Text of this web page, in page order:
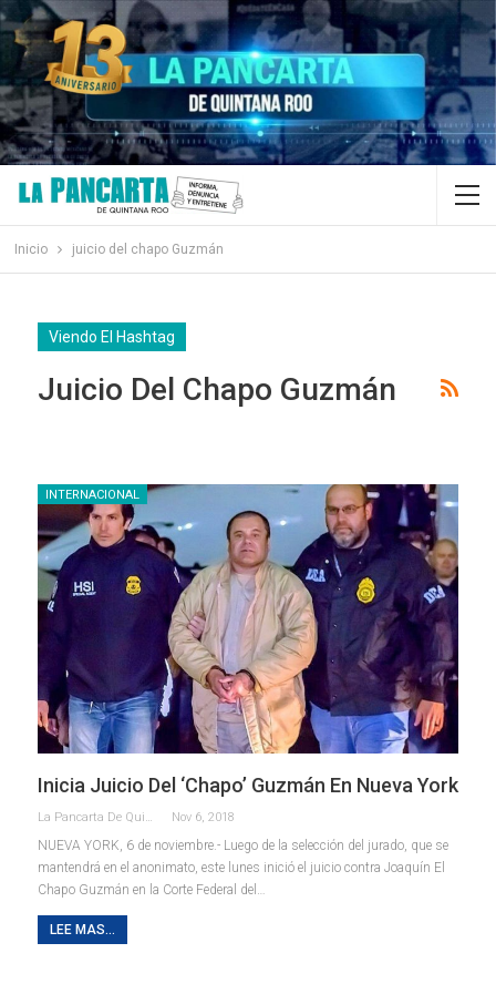
Inicio juicio del chapo Guzmán
Viendo El Hashtag
Juicio Del Chapo Guzmán
INTERNACIONAL
Inicia Juicio Del ‘Chapo’ Guzmán En Nueva York
La Pancarta De Quintana Roo Nov 6, 2018
NUEVA YORK, 6 de noviembre.- Luego de la selección del jurado, que se
mantendrá en el anonimato, este lunes inició el juicio contra Joaquín El
Chapo Guzmán en la Corte Federal del…
LEE MAS...